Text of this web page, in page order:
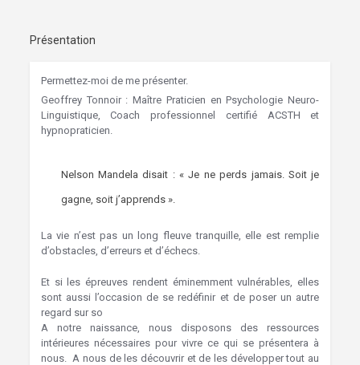
Présentation
Permettez-moi de me présenter.
Geoffrey Tonnoir : Maître Praticien en Psychologie Neuro-
Linguistique, Coach professionnel certifié ACSTH et
hypnopraticien.
Nelson Mandela disait : « Je ne perds jamais. Soit je
gagne, soit j’apprends ».
La vie n’est pas un long fleuve tranquille, elle est remplie
d’obstacles, d’erreurs et d’échecs.
Et si les épreuves rendent éminemment vulnérables, elles
sont aussi l’occasion de se redéfinir et de poser un autre
regard sur so
A notre naissance, nous disposons des ressources
intérieures nécessaires pour vivre ce qui se présentera à
nous. A nous de les découvrir et de les développer tout au